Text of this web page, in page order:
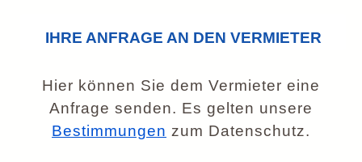
IHRE ANFRAGE AN DEN VERMIETER
Hier können Sie dem Vermieter eine
Anfrage senden. Es gelten unsere
Bestimmungen zum Datenschutz.